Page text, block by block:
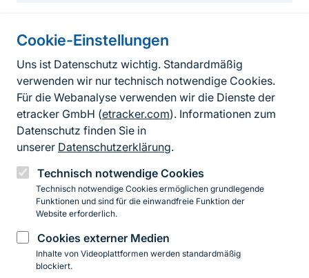
Cookie-Einstellungen
Uns ist Datenschutz wichtig. Standardmäßig
verwenden wir nur technisch notwendige Cookies.
Für die Webanalyse verwenden wir die Dienste der
etracker GmbH (etracker.com). Informationen zum
Datenschutz finden Sie in
unserer Datenschutzerklärung.
Technisch notwendige Cookies
Technisch notwendige Cookies ermöglichen grundlegende
Funktionen und sind für die einwandfreie Funktion der
Website erforderlich.
Cookies externer Medien
Inhalte von Videoplattformen werden standardmäßig
blockiert.
Informationen zur Seite
FußzeileKontakt zum BfN
Kontaktformular
Erklärung zur Barrierefreiheit
Impressum
Datenschutz
InstagramFacebookYouTubeLinkedIn